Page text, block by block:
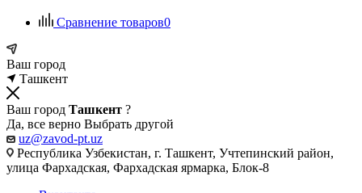
Сравнение товаров0
Ваш город
Ташкент
Ваш город Ташкент ?
Да, все верно Выбрать другой
uz@zavod-pt.uz
Республика Узбекистан, г. Ташкент, Учтепинский район,
улица Фархадская, Фархадская ярмарка, Блок-8